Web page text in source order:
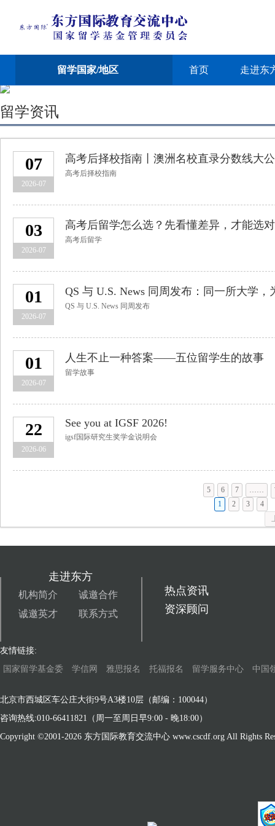
留学国家/地区 首页 走进东
留学资讯
07
2026-07
高考后择校指南丨澳洲名校直录分数线大
高考后择校指南
03
2026-07
高考后留学怎么选？先看懂差异，才能选
高考后留学
01
2026-07
QS 与 U.S. News 同周发布：同一所大学
QS 与 U.S. News 同周发布
01
2026-07
人生不止一种答案——五位留学生的故事
留学故事
22
2026-06
See you at IGSF 2026!
igsf国际研究生奖学金说明会
……
7
6
5
4
3
2
1
走进东方
机构简介
诚邀合作
诚邀英才
联系方式
热点资讯
资深顾问
友情链接:
国家留学基金委
学信网 雅思报名 托福报名 留学服务中心 中国
北京市西城区车公庄大街9号A3楼10层（邮编：100044）
咨询热线:010-66411821（周一至周日早9:00 - 晚18:00）
Copyright ©2001-2026 东方国际教育交流中心 www.cscdf.org All Rights